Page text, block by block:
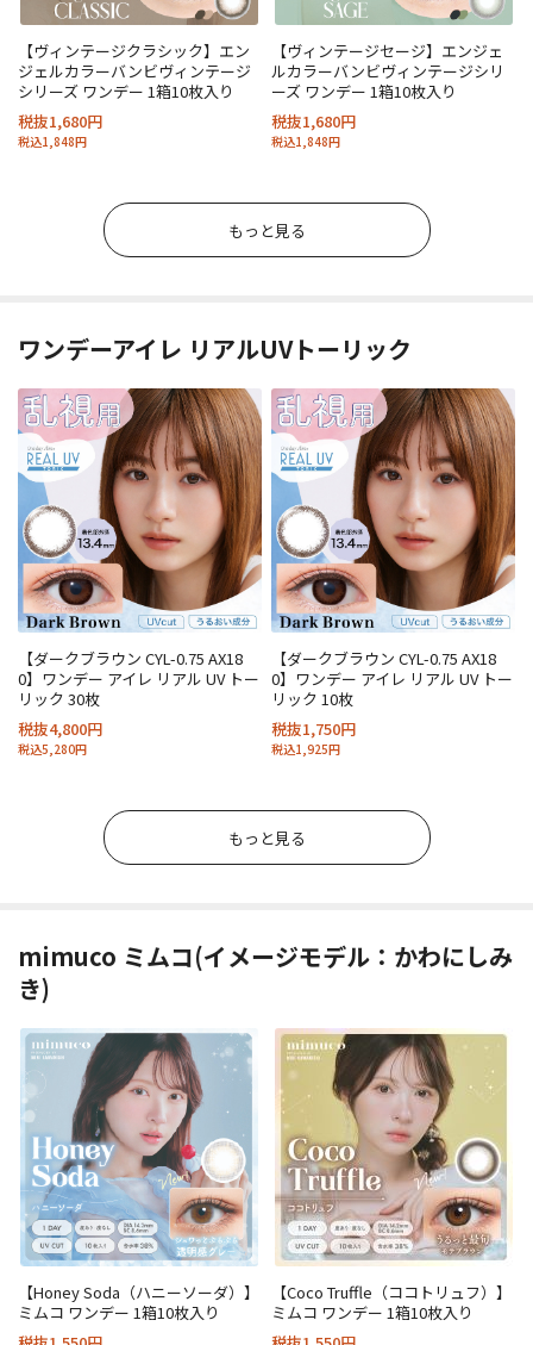
【ヴィンテージクラシック】エン
ジェルカラーバンビヴィンテージ
シリーズ ワンデー 1箱10枚入り
税抜1,680円
税込1,848円
【ヴィンテージセージ】エンジェ
ルカラーバンビヴィンテージシリ
ーズ ワンデー 1箱10枚入り
税抜1,680円
税込1,848円
もっと見る
ワンデーアイレ リアルUVトーリック
【ダークブラウン CYL-0.75 AX18
0】ワンデー アイレ リアル UV トー
リック 30枚
税抜4,800円
税込5,280円
【ダークブラウン CYL-0.75 AX18
0】ワンデー アイレ リアル UV トー
リック 10枚
税抜1,750円
税込1,925円
もっと見る
mimuco ミムコ(イメージモデル：かわにしみ
き)
【Honey Soda（ハニーソーダ）】
ミムコ ワンデー 1箱10枚入り
【Coco Truffle（ココトリュフ）】
ミムコ ワンデー 1箱10枚入り